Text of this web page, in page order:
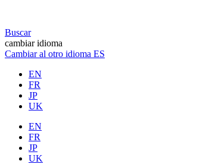
Buscar
cambiar idioma
Cambiar al otro idioma ES
EN
FR
JP
UK
EN
FR
JP
UK